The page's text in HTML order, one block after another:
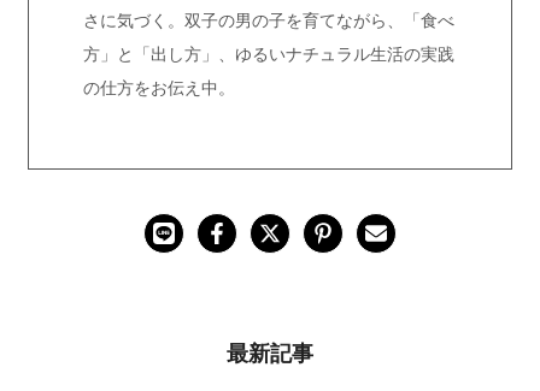
さに気づく。双子の男の子を育てながら、「食べ
方」と「出し方」、ゆるいナチュラル生活の実践
の仕方をお伝え中。
最新記事